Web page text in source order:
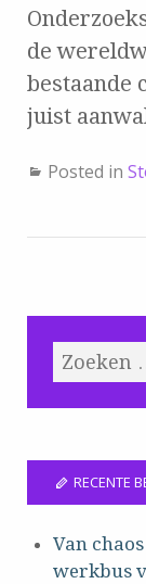
de
bestaande
juist
Posted in
RECENTE
Van
werkbus